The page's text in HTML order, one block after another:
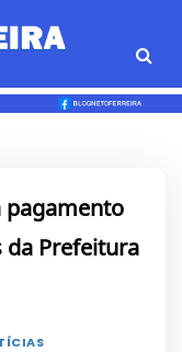
pagamento
da Prefeitura